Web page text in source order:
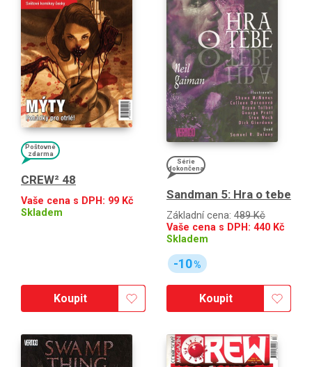
Poštovné
zdarma
CREW² 48
Vaše cena s DPH: 99 Kč
Skladem
Koupit
Série
dokončena
Sandman 5: Hra o tebe
Základní cena: 489 Kč
Vaše cena s DPH: 440 Kč
Skladem
-10%
Koupit